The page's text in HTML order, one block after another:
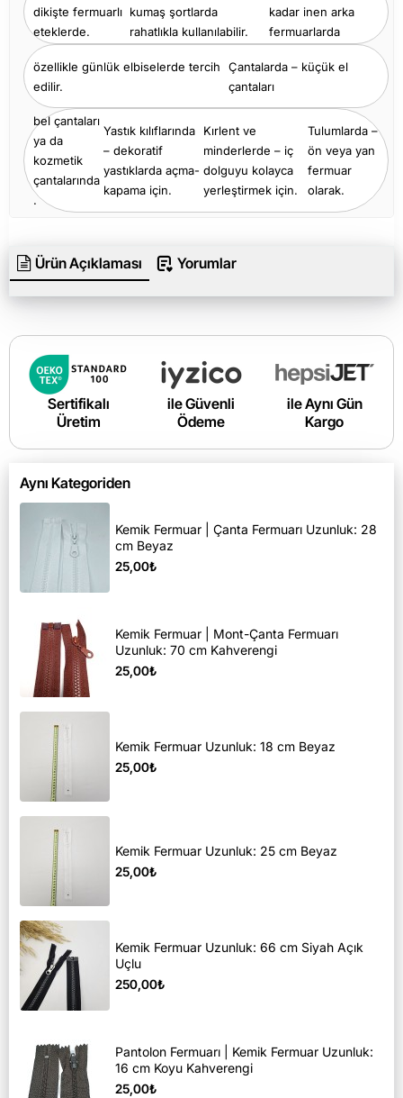
dikişte fermuarlı
eteklerde.
kumaş şortlarda
rahatlıkla kullanılabilir.
kadar inen arka
fermuarlarda
özellikle günlük elbiselerde tercih
edilir.
Çantalarda – küçük el
çantaları
bel çantaları
ya da
kozmetik
çantalarında
.
Yastık kılıflarında
– dekoratif
yastıklarda açma-
kapama için.
Kırlent ve
minderlerde – iç
dolguyu kolayca
yerleştirmek için.
Tulumlarda –
ön veya yan
fermuar
olarak.
Ürün Açıklaması Yorumlar
Sertifikalı
Üretim
ile Güvenli
Ödeme
ile Aynı Gün
Kargo
Aynı Kategoriden
Kemik Fermuar | Çanta Fermuarı Uzunluk: 28
cm Beyaz
25,00₺
Kemik Fermuar | Mont-Çanta Fermuarı
Uzunluk: 70 cm Kahverengi
25,00₺
Kemik Fermuar Uzunluk: 18 cm Beyaz
25,00₺
Kemik Fermuar Uzunluk: 25 cm Beyaz
25,00₺
Kemik Fermuar Uzunluk: 66 cm Siyah Açık
Uçlu
250,00₺
Pantolon Fermuarı | Kemik Fermuar Uzunluk:
16 cm Koyu Kahverengi
25,00₺